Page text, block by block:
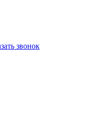
звонок